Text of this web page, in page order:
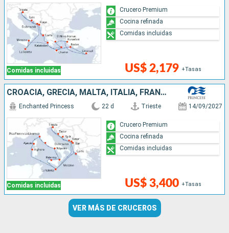
Comidas incluidas US$ 2,179 +Tasas
Crucero Premium
Cocina refinada
Comidas incluidas
CROACIA, GRECIA, MALTA, ITALIA, FRANCIA, MONTENEGRO
Comidas incluidas
Enchanted Princess 22 d Trieste 14/09/2027
US$ 3,400 +Tasas
Crucero Premium
Cocina refinada
Comidas incluidas
VER MÁS DE CRUCEROS